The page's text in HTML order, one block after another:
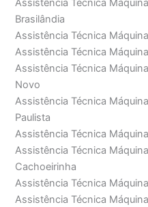
Assistência Técnica
Brasilândia
Assistência Técnica
Assistência Técnica
Assistência Técnica
Novo
Assistência Técnica
Paulista
Assistência Técnica
Assistência Técnica
Cachoeirinha
Assistência Técnica
Assistência Técnica